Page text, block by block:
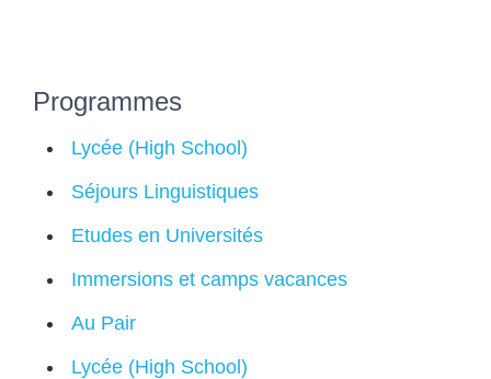
Programmes
Lycée (High School)
Séjours Linguistiques
Etudes en Universités
Immersions et camps vacances
Au Pair
Lycée (High School)